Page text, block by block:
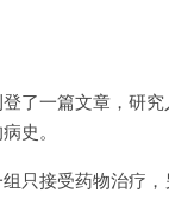
一篇文章，研究
史。
接受药物治疗，